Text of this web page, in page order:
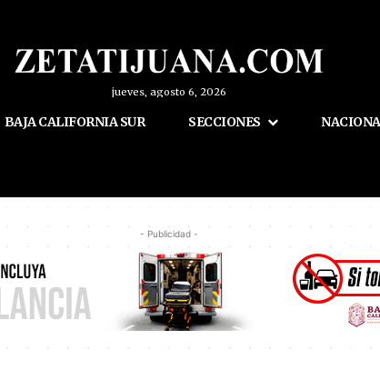
jueves, agosto 6, 2026
BAJA CALIFORNIA SUR SECCIONES
- Publicidad -